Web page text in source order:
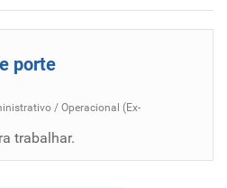
porte
/ Operacional (Ex-
trabalhar.